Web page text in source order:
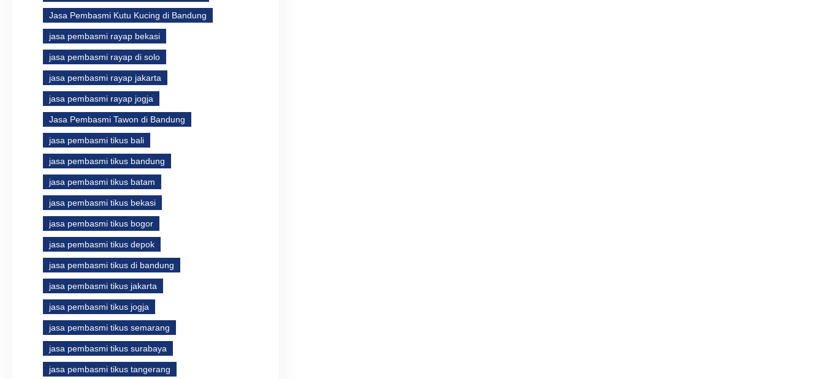
Jasa Pembasmi Kutu Kucing di Bandung
jasa pembasmi rayap bekasi
jasa pembasmi rayap di solo
jasa pembasmi rayap jakarta
jasa pembasmi rayap jogja
Jasa Pembasmi Tawon di Bandung
jasa pembasmi tikus bali
jasa pembasmi tikus bandung
jasa pembasmi tikus batam
jasa pembasmi tikus bekasi
jasa pembasmi tikus bogor
jasa pembasmi tikus depok
jasa pembasmi tikus di bandung
jasa pembasmi tikus jakarta
jasa pembasmi tikus jogja
jasa pembasmi tikus semarang
jasa pembasmi tikus surabaya
jasa pembasmi tikus tangerang